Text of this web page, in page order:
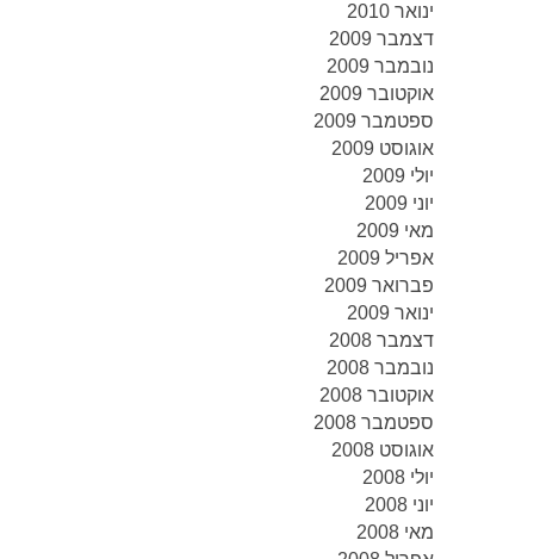
ינואר 2010
דצמבר 2009
נובמבר 2009
אוקטובר 2009
ספטמבר 2009
אוגוסט 2009
יולי 2009
יוני 2009
מאי 2009
אפריל 2009
פברואר 2009
ינואר 2009
דצמבר 2008
נובמבר 2008
אוקטובר 2008
ספטמבר 2008
אוגוסט 2008
יולי 2008
יוני 2008
מאי 2008